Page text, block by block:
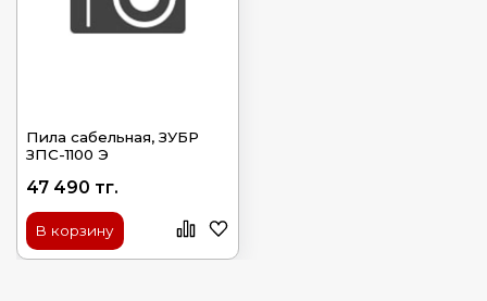
Пила сабельная, ЗУБР
ЗПС-1100 Э
47 490 тг.
В корзину